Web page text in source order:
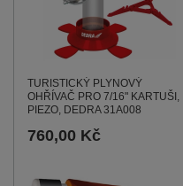
TURISTICKÝ PLYNOVÝ
OHŘÍVAČ PRO 7/16" KARTUŠI,
PIEZO, DEDRA 31A008
760,00 Kč